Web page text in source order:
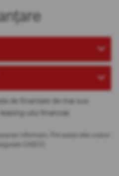
de finantare de mai sus
ului financiar.
informativ. Pot exista alte costuri
CASCO.